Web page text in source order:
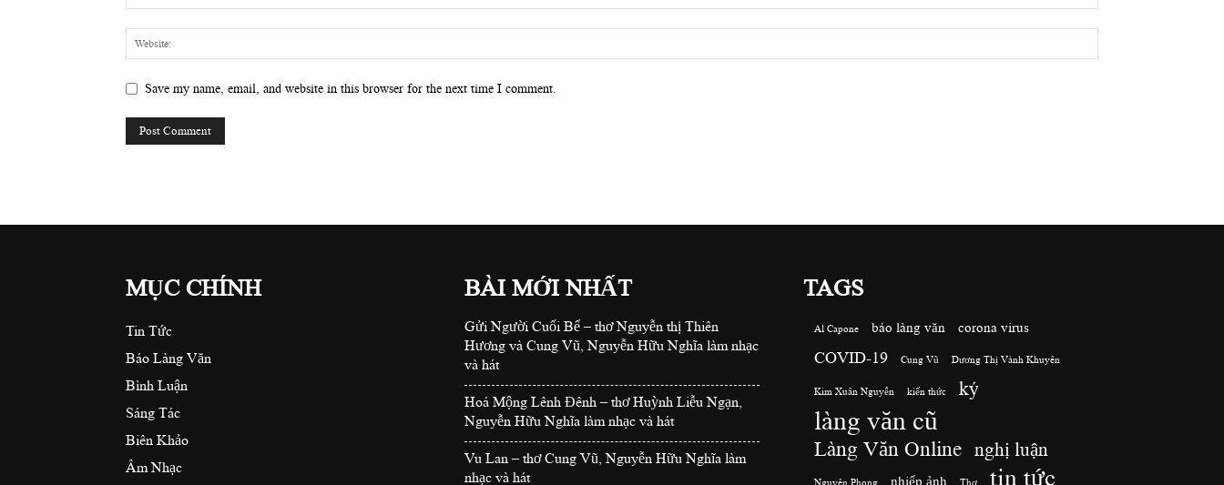
Save my name, email, and website in this browser for the next time I comment.
MỤC CHÍNH
Tin Tức
Báo Làng Văn
Bình Luận
Sáng Tác
Biên Khảo
Âm Nhạc
BÀI MỚI NHẤT
Gửi Người Cuối Bể – thơ Nguyễn thị Thiên
Hương và Cung Vũ, Nguyễn Hữu Nghĩa làm nhạc
và hát
Hoá Mộng Lênh Đênh – thơ Huỳnh Liễu Ngạn,
Nguyễn Hữu Nghĩa làm nhạc và hát
Vu Lan – thơ Cung Vũ, Nguyễn Hữu Nghĩa làm
nhạc và hát
TAGS
Al Capone báo làng văn corona virus
COVID-19 Cung Vũ Dương Thị Vành Khuyên
Kim Xuân Nguyễn kiến thức ký
làng văn cũ
Làng Văn Online nghị luận
nhiếp ảnh tin tức